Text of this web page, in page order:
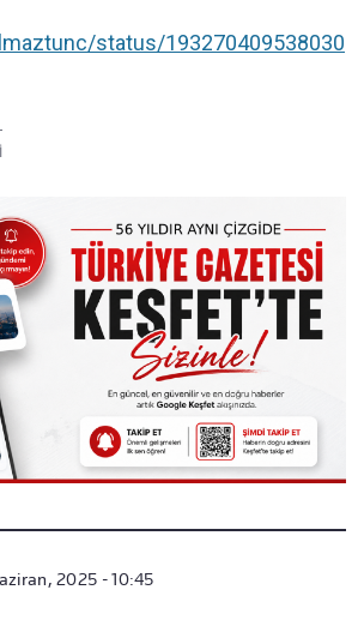
status/193270409538030
2025 - 10:45